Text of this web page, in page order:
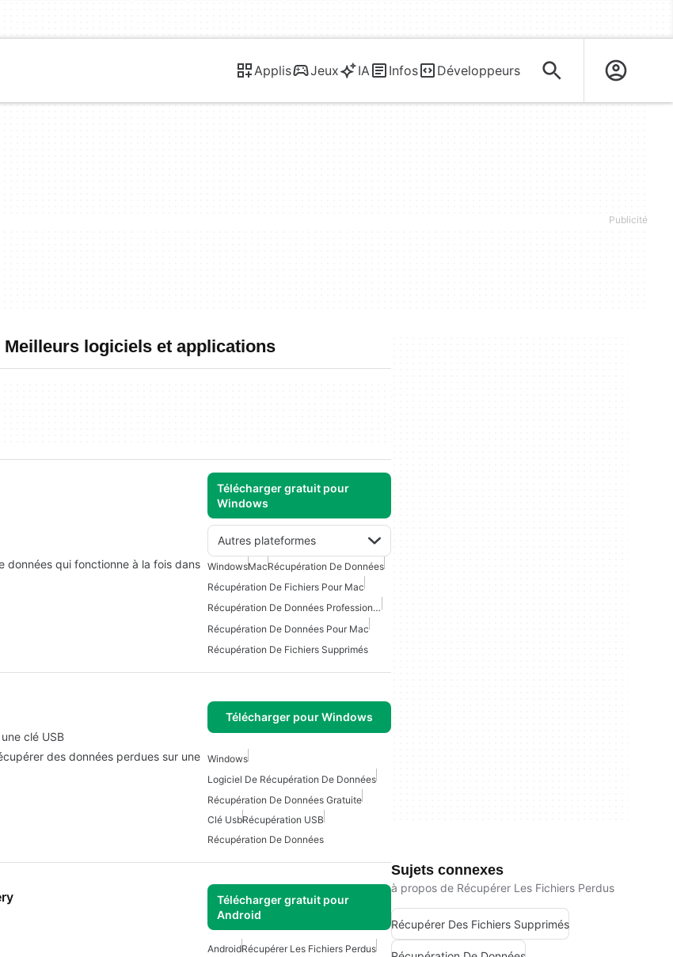
Applis Jeux IA Infos Développeurs
logiciels et applications
Télécharger gratuit pour
Windows
Autres plateformes
données qui fonctionne à la fois dans WindowsMacRécupération De Données
Récupération De Fichiers Pour Mac
Récupération De Données Professionnelle Pour Mac
Récupération De Données Pour Mac
Récupération De Fichiers Supprimés
clé USB
Télécharger pour Windows
des données perdues sur une Windows
Logiciel De Récupération De Données
Récupération De Données Gratuite
Clé UsbRécupération USB
Récupération De Données
Télécharger gratuit pour
Android
AndroidRécupérer Les Fichiers Perdus
Sujets connexes
à propos de Récupérer Les Fichiers Perdus
Récupérer Des Fichiers Supprimés